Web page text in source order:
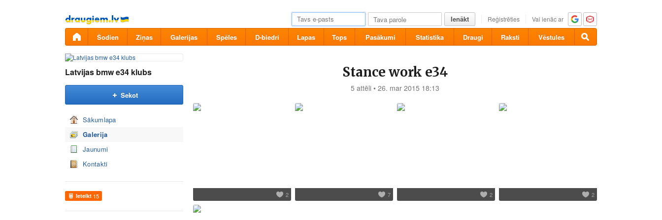
Pāriet
uz
saturu
Ienākt Reģistrēties Vai ienāc ar
Šodien Ziņas Galerijas Spēles D-biedri Lapas Tops Pasākumi Statistika Draugi Raksti Vēstules
Latvijas bmw e34 klubs
Sekot
Sākumlapa
Galerija
Jaunumi
Kontakti
Ieteikt 15
Stance work e34
5 attēli • 26. mar 2015 18:13
2 7 2 2